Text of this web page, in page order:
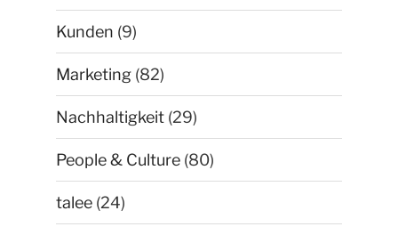
Kunden (9)
Marketing (82)
Nachhaltigkeit (29)
People & Culture (80)
talee (24)